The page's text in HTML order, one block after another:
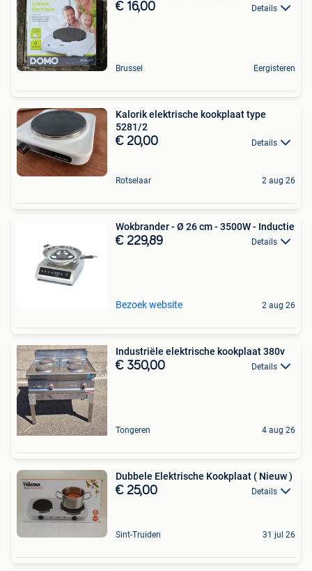
€ 16,00 Details
Brussel Eergisteren
Kalorik elektrische kookplaat type
5281/2
€ 20,00 Details
Rotselaar 2 aug 26
Wokbrander - Ø 26 cm - 3500W - Inductie
€ 229,89 Details
Bezoek website 2 aug 26
Industriële elektrische kookplaat 380v
€ 350,00 Details
Tongeren 4 aug 26
Dubbele Elektrische Kookplaat ( Nieuw )
€ 25,00 Details
Sint-Truiden 31 jul 26